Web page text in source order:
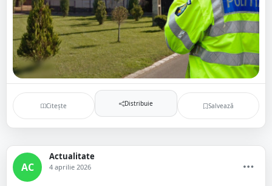
Citește Distribuie Salvează
AC
Actualitate
4 aprilie 2026